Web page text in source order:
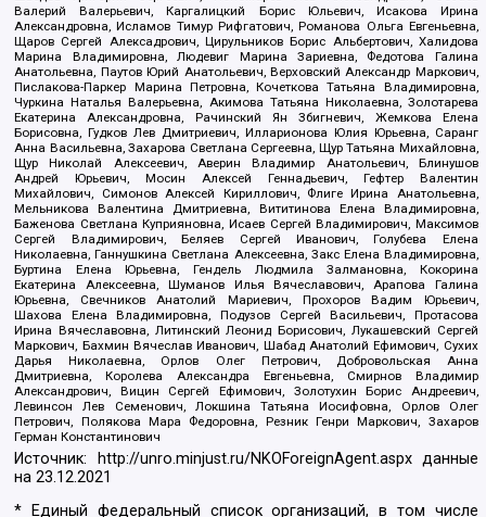
Валерий Валерьевич, Каргалицкий Борис Юльевич, Исакова Ирина
Александровна, Исламов Тимур Рифгатович, Романова Ольга Евгеньевна,
Щаров Сергей Алексадрович, Цирульников Борис Альбертович, Халидова
Марина Владимировна, Людевиг Марина Зариевна, Федотова Галина
Анатольевна, Паутов Юрий Анатольевич, Верховский Александр Маркович,
Пислакова-Паркер Марина Петровна, Кочеткова Татьяна Владимировна,
Чуркина Наталья Валерьевна, Акимова Татьяна Николаевна, Золотарева
Екатерина Александровна, Рачинский Ян Збигневич, Жемкова Елена
Борисовна, Гудков Лев Дмитриевич, Илларионова Юлия Юрьевна, Саранг
Анна Васильевна, Захарова Светлана Сергеевна, Щур Татьяна Михайловна,
Щур Николай Алексеевич, Аверин Владимир Анатольевич, Блинушов
Андрей Юрьевич, Мосин Алексей Геннадьевич, Гефтер Валентин
Михайлович, Симонов Алексей Кириллович, Флиге Ирина Анатольевна,
Мельникова Валентина Дмитриевна, Вититинова Елена Владимировна,
Баженова Светлана Куприяновна, Исаев Сергей Владимирович, Максимов
Сергей Владимирович, Беляев Сергей Иванович, Голубева Елена
Николаевна, Ганнушкина Светлана Алексеевна, Закс Елена Владимировна,
Буртина Елена Юрьевна, Гендель Людмила Залмановна, Кокорина
Екатерина Алексеевна, Шуманов Илья Вячеславович, Арапова Галина
Юрьевна, Свечников Анатолий Мариевич, Прохоров Вадим Юрьевич,
Шахова Елена Владимировна, Подузов Сергей Васильевич, Протасова
Ирина Вячеславовна, Литинский Леонид Борисович, Лукашевский Сергей
Маркович, Бахмин Вячеслав Иванович, Шабад Анатолий Ефимович, Сухих
Дарья Николаевна, Орлов Олег Петрович, Добровольская Анна
Дмитриевна, Королева Александра Евгеньевна, Смирнов Владимир
Александрович, Вицин Сергей Ефимович, Золотухин Борис Андреевич,
Левинсон Лев Семенович, Локшина Татьяна Иосифовна, Орлов Олег
Петрович, Полякова Мара Федоровна, Резник Генри Маркович, Захаров
Герман Константинович
Источник: http://unro.minjust.ru/NKOForeignAgent.aspxданные
на23.12.2021
* Единый федеральный список организаций, в том числе